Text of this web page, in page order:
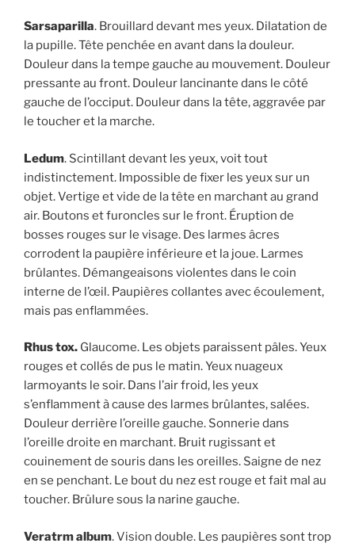
Sarsaparilla. Brouillard devant mes yeux. Dilatation de
la pupille. Tête penchée en avant dans la douleur.
Douleur dans la tempe gauche au mouvement. Douleur
pressante au front. Douleur lancinante dans le côté
gauche de l’occiput. Douleur dans la tête, aggravée par
le toucher et la marche.
Ledum. Scintillant devant les yeux, voit tout
indistinctement. Impossible de fixer les yeux sur un
objet. Vertige et vide de la tête en marchant au grand
air. Boutons et furoncles sur le front. Éruption de
bosses rouges sur le visage. Des larmes âcres
corrodent la paupière inférieure et la joue. Larmes
brûlantes. Démangeaisons violentes dans le coin
interne de l’œil. Paupières collantes avec écoulement,
mais pas enflammées.
Rhus tox. Glaucome. Les objets paraissent pâles. Yeux
rouges et collés de pus le matin. Yeux nuageux
larmoyants le soir. Dans l’air froid, les yeux
s’enflamment à cause des larmes brûlantes, salées.
Douleur derrière l’oreille gauche. Sonnerie dans
l’oreille droite en marchant. Bruit rugissant et
couinement de souris dans les oreilles. Saigne de nez
en se penchant. Le bout du nez est rouge et fait mal au
toucher. Brûlure sous la narine gauche.
Veratrm album. Vision double. Les paupières sont trop